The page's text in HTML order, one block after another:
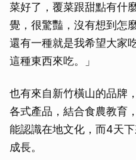
菜好了，覆菜跟甜點有什
覺，很驚豔，沒有想到怎
還有一種就是我希望大家
這種東西來吃。」
也有來自新竹橫山的品牌
各式產品，結合食農教育
能認識在地文化，而4天
成長。